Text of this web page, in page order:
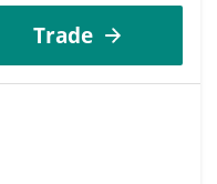
Trade